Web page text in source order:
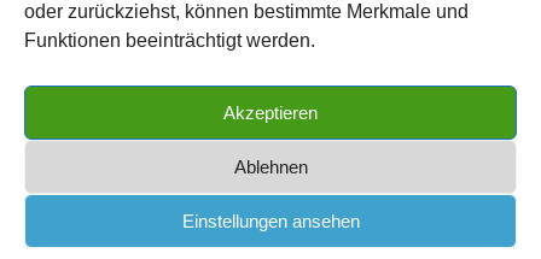
oder zurückziehst, können bestimmte Merkmale und
Funktionen beeinträchtigt werden.
Akzeptieren
Ablehnen
Einstellungen ansehen
Kontakt zu uns
METZGEREIEN.net